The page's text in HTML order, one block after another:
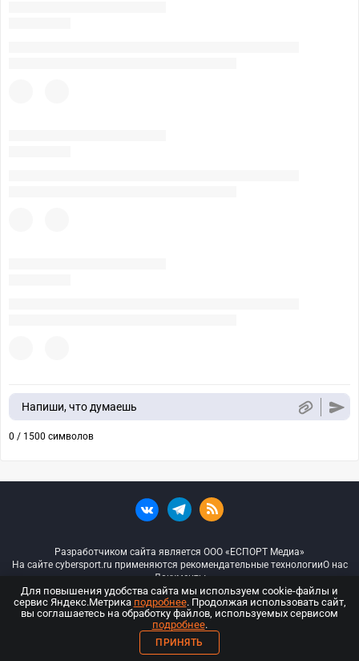
Напиши, что думаешь
0 / 1500 символов
Разработчиком сайта является ООО «ЕСПОРТ Медиа»
На сайте cybersport.ru применяются рекомендательные технологииО нас
Документы
© ООО «Киберспорт.ру» — Все права защищены
18+
ООО «Киберспорт.ру». Свидетельство о регистрации средств массовой
Для повышения удобства сайта мы используем cookie-файлы и
сервис Яндекс.Метрика подробнее. Продолжая использовать сайт,
вы соглашаетесь на обработку файлов, используемых сервисом
подробнее.
ПРИНЯТЬ